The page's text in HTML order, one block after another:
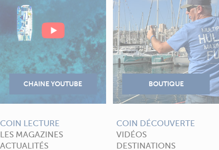
COIN LECTURE
LES MAGAZINES
ACTUALITÉS
COIN DÉCOUVERTE
VIDÉOS
DESTINATIONS